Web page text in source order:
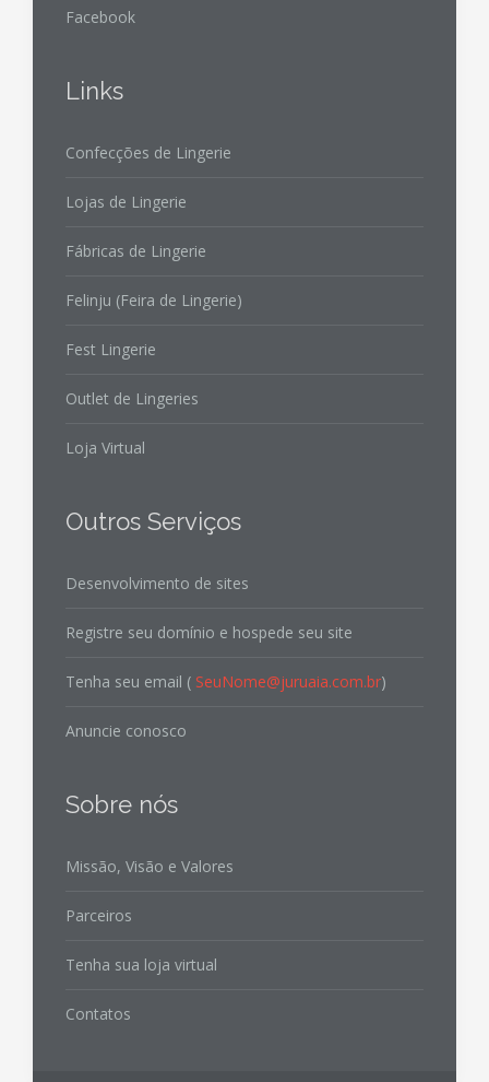
Facebook
Links
Confecções de Lingerie
Lojas de Lingerie
Fábricas de Lingerie
Felinju (Feira de Lingerie)
Fest Lingerie
Outlet de Lingeries
Loja Virtual
Outros Serviços
Desenvolvimento de sites
Registre seu domínio e hospede seu site
Tenha seu email ( SeuNome@juruaia.com.br)
Anuncie conosco
Sobre nós
Missão, Visão e Valores
Parceiros
Tenha sua loja virtual
Contatos